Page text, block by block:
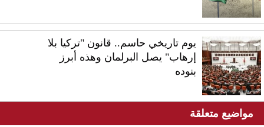
يوم تاريخي حاسم.. قانون "تركيا بلا
إرهاب" يصل البرلمان وهذه أبرز
بنوده
مواضيع متعلقة